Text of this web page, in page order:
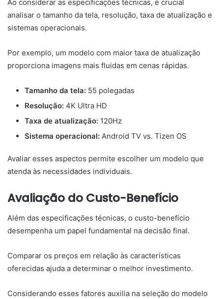
Ao considerar as especificações técnicas, é crucial
analisar o tamanho da tela, resolução, taxa de atualização e
sistemas operacionais.
Por exemplo, um modelo com maior taxa de atualização
proporciona imagens mais fluidas em cenas rápidas.
Tamanho da tela: 55 polegadas
Resolução: 4K Ultra HD
Taxa de atualização: 120Hz
Sistema operacional: Android TV vs. Tizen OS
Avaliar esses aspectos permite escolher um modelo que
atenda às necessidades individuais.
Avaliação do Custo-Benefício
Além das especificações técnicas, o custo-benefício
desempenha um papel fundamental na decisão final.
Comparar os preços em relação às características
oferecidas ajuda a determinar o melhor investimento.
Considerando esses fatores auxilia na seleção do modelo